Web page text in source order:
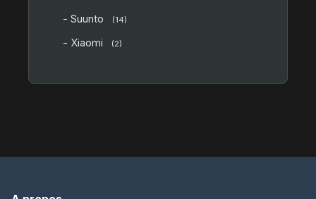
- Suunto (14)
- Xiaomi (2)